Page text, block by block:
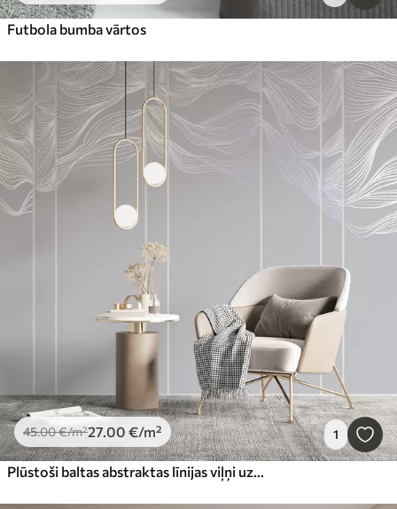
Futbola bumba vārtos
45.00€/m²27.00 €/m² 1
Plūstoši baltas abstraktas līnijas viļņi uz gaiši pelēka fona